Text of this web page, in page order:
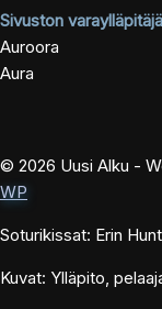
Sivuston
Auroora
Aura
© 2026 Uusi Alku -
WP
Soturikissat: Erin
Kuvat: Ylläpito,